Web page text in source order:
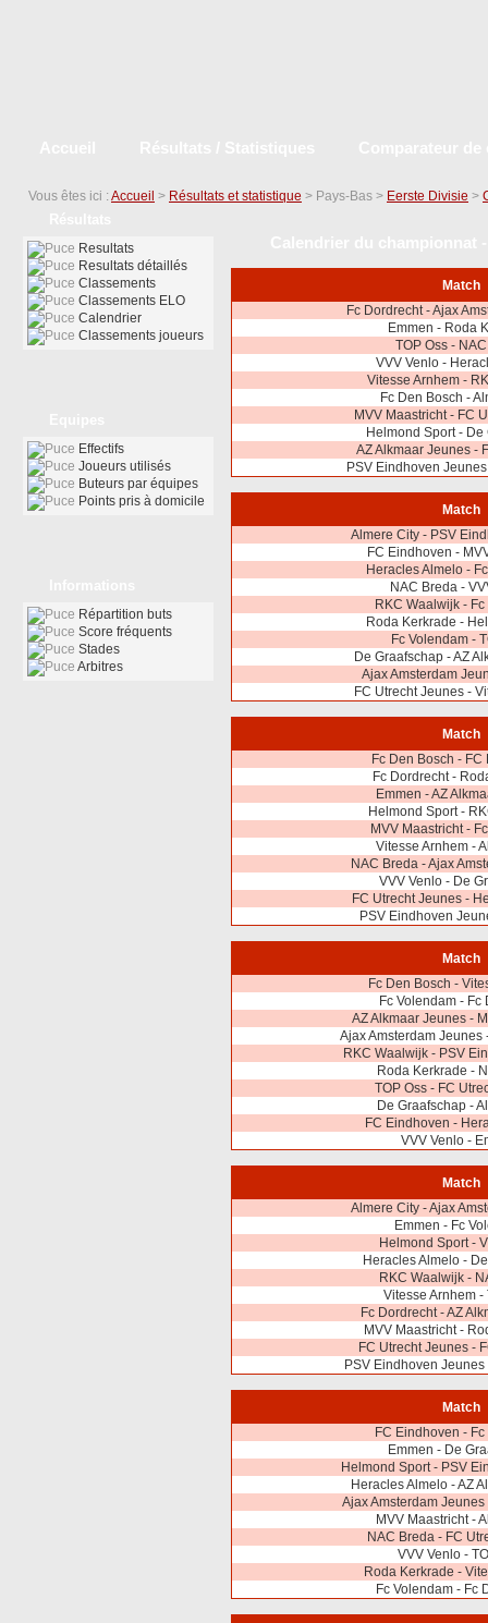
Vous êtes ici : Accueil > Résultats et statistique > Pays-Bas > Eerste Divisie >
Match
Fc Dordrecht - Ajax
Emmen - Roda
TOP Oss -
VVV Venlo -
Vitesse Arnhem -
Fc Den Bosch -
MVV Maastricht - FC
Helmond Sport - De
AZ Alkmaar Jeunes -
PSV Eindhoven
Match
Almere City - PSV
FC Eindhoven -
Heracles Almelo -
NAC Breda -
RKC Waalwijk -
Roda Kerkrade -
Fc Volendam -
De Graafschap - AZ
Ajax Amsterdam
FC Utrecht Jeunes -
Match
Fc Den Bosch -
Fc Dordrecht -
Emmen - AZ
Helmond Sport -
MVV Maastricht -
Vitesse Arnhem -
NAC Breda - Ajax
VVV Venlo - De
FC Utrecht Jeunes -
PSV Eindhoven
Match
Fc Den Bosch -
Fc Volendam - Fc
AZ Alkmaar Jeunes -
Ajax Amsterdam Jeunes
RKC Waalwijk - PSV
Roda Kerkrade -
TOP Oss - FC
De Graafschap -
FC Eindhoven -
VVV Venlo -
Match
Almere City - Ajax
Emmen - Fc
Helmond Sport -
Heracles Almelo -
RKC Waalwijk -
Vitesse Arnhem -
Fc Dordrecht - AZ
MVV Maastricht -
FC Utrecht Jeunes -
PSV Eindhoven
Match
FC Eindhoven -
Emmen - De
Helmond Sport - PSV
Heracles Almelo - AZ
Ajax Amsterdam
MVV Maastricht -
NAC Breda - FC
VVV Venlo -
Roda Kerkrade -
Fc Volendam - Fc
Resultats
Resultats détaillés
Classements
Classements ELO
Calendrier
Classements joueurs
Effectifs
Joueurs utilisés
Buteurs par équipes
Points pris à domicile
Répartition buts
Score fréquents
Stades
Arbitres